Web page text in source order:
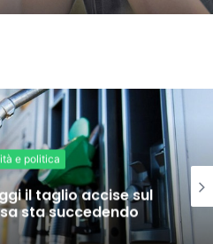
e politica
il taglio accise sul
sta succedendo